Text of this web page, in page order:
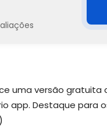
uma versão gratuita
app. Destaque para